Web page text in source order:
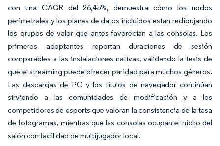
con una CAGR del 26,45%, demuestra cómo los nodos
perimetrales y los planes de datos incluidos están redibujando
los grupos de valor que antes favorecían a las consolas. Los
primeros adoptantes reportan duraciones de sesión
comparables a las instalaciones nativas, validando la tesis de
que el streaming puede ofrecer paridad para muchos géneros.
Las descargas de PC y los títulos de navegador continúan
sirviendo a las comunidades de modificación y a los
competidores de esports que valoran la consistencia de la tasa
de fotogramas, mientras que las consolas ocupan el nicho del
salón con facilidad de multijugador local.